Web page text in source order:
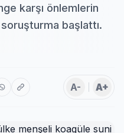
karşı önlemlerin
soruşturma başlattı.
A- A+